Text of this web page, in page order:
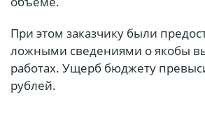
При этом заказчику были
ложными сведениями о якобы
работах. Ущерб бюджету
рублей.